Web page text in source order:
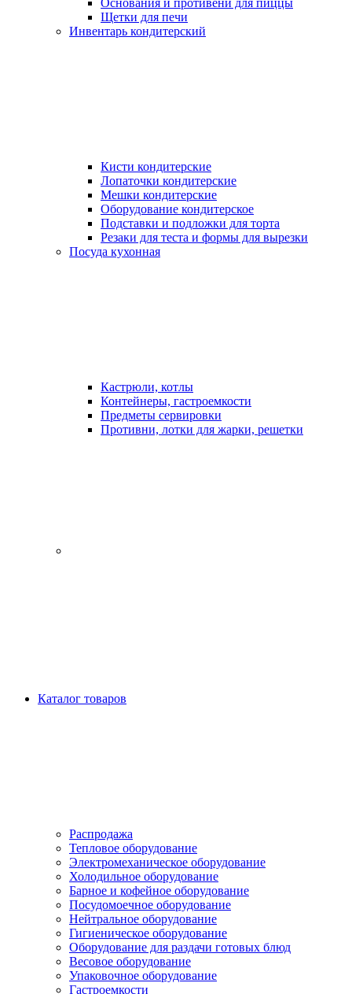
Основания и противени для пиццы
Щетки для печи
Инвентарь кондитерский
Кисти кондитерские
Лопаточки кондитерские
Мешки кондитерские
Оборудование кондитерское
Подставки и подложки для торта
Резаки для теста и формы для вырезки
Посуда кухонная
Кастрюли, котлы
Контейнеры, гастроемкости
Предметы сервировки
Противни, лотки для жарки, решетки
Каталог товаров
Распродажа
Тепловое оборудование
Электромеханическое оборудование
Холодильное оборудование
Барное и кофейное оборудование
Посудомоечное оборудование
Нейтральное оборудование
Гигиеническое оборудование
Оборудование для раздачи готовых блюд
Весовое оборудование
Упаковочное оборудование
Гастроемкости